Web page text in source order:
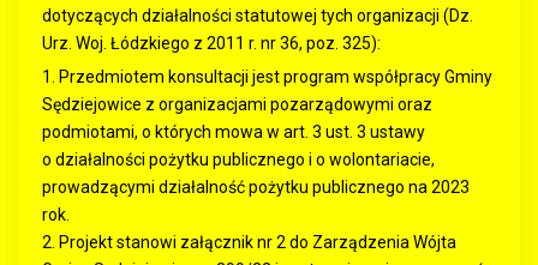
dotyczących działalności statutowej tych organizacji (Dz.
Urz. Woj. Łódzkiego z 2011 r. nr 36, poz. 325):
1. Przedmiotem konsultacji jest program współpracy Gminy
Sędziejowice z organizacjami pozarządowymi oraz
podmiotami, o których mowa w art. 3 ust. 3 ustawy
o działalności pożytku publicznego i o wolontariacie,
prowadzącymi działalność pożytku publicznego na 2023
rok.
2. Projekt stanowi załącznik nr 2 do Zarządzenia Wójta